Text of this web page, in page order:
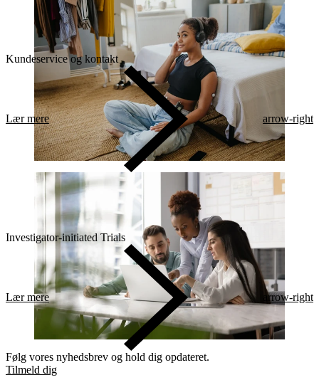
Kundeservice og kontakt
Lær mere arrow-right
Investigator-initiated Trials
Lær mere arrow-right
Følg vores nyhedsbrev og hold dig opdateret.
Tilmeld dig